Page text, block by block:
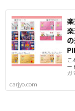
こ
ー
ガ
carjyo.com